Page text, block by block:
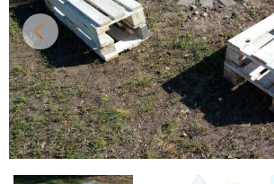
Красноборский район
Онежский
Северодвинск Устьянский